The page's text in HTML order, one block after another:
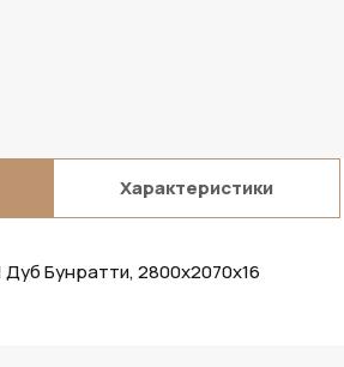
Характеристики
Бунратти, 2800х2070х16